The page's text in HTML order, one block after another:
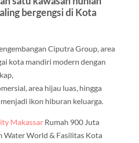
bergengsi di Kota
Ciputra Group, area
kota mandiri modern dengan
area hijau luas, hingga
ikon hiburan keluarga.
MakassarRumah 900 Juta
Water World & Fasilitas Kota